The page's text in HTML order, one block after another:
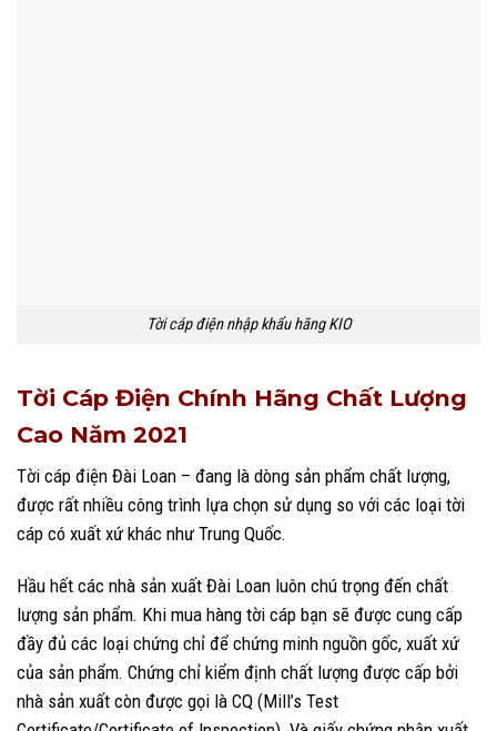
Tời cáp điện nhập khẩu hãng KIO
Tời Cáp Điện Chính Hãng Chất Lượng
Cao Năm 2021
Tời cáp điện Đài Loan – đang là dòng sản phẩm chất lượng,
được rất nhiều công trình lựa chọn sử dụng so với các loại tời
cáp có xuất xứ khác như Trung Quốc.
Hầu hết các nhà sản xuất Đài Loan luôn chú trọng đến chất
lượng sản phẩm. Khi mua hàng tời cáp bạn sẽ được cung cấp
đầy đủ các loại chứng chỉ để chứng minh nguồn gốc, xuất xứ
của sản phẩm. Chứng chỉ kiểm định chất lượng được cấp bởi
nhà sản xuất còn được gọi là CQ (Mill’s Test